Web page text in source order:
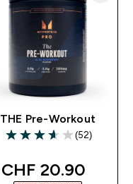
THE Pre-Workout
3.6 out of 5 stars
(52)
discounted price
CHF 20.90‎